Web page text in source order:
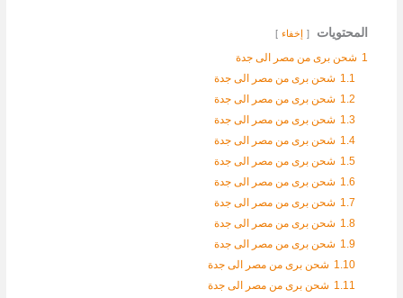
المحتويات إخفاء
1 شحن برى من مصر الى جدة
1.1 شحن برى من مصر الى جدة
1.2 شحن برى من مصر الى جدة
1.3 شحن برى من مصر الى جدة
1.4 شحن برى من مصر الى جدة
1.5 شحن برى من مصر الى جدة
1.6 شحن برى من مصر الى جدة
1.7 شحن برى من مصر الى جدة
1.8 شحن برى من مصر الى جدة
1.9 شحن برى من مصر الى جدة
1.10 شحن برى من مصر الى جدة
1.11 شحن برى من مصر الى جدة